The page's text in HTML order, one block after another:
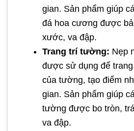
gian. Sản phẩm giúp
đá hoa cương được
xước, va đập.
Trang trí tường: Nẹp
được sử dụng để
của tường, tạo điểm
gian. Sản phẩm giúp
tường được bo tròn,
va đập.